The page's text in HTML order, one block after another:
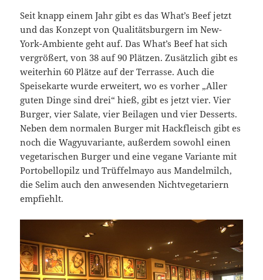
Seit knapp einem Jahr gibt es das What’s Beef jetzt
und das Konzept von Qualitätsburgern im New-
York-Ambiente geht auf. Das What’s Beef hat sich
vergrößert, von 38 auf 90 Plätzen. Zusätzlich gibt es
weiterhin 60 Plätze auf der Terrasse. Auch die
Speisekarte wurde erweitert, wo es vorher „Aller
guten Dinge sind drei“ hieß, gibt es jetzt vier. Vier
Burger, vier Salate, vier Beilagen und vier Desserts.
Neben dem normalen Burger mit Hackfleisch gibt es
noch die Wagyuvariante, außerdem sowohl einen
vegetarischen Burger und eine vegane Variante mit
Portobellopilz und Trüffelmayo aus Mandelmilch,
die Selim auch den anwesenden Nichtvegetariern
empfiehlt.